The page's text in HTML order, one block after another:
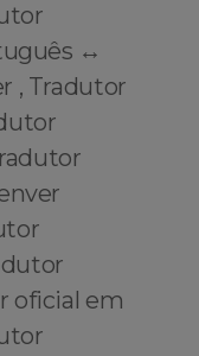
↔️
, Tradutor
oficial em